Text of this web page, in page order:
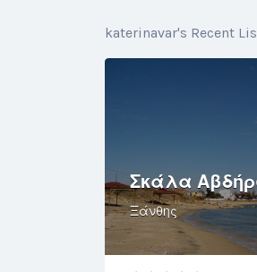
katerinavar's Recent
Σκάλα
Ξάνθης